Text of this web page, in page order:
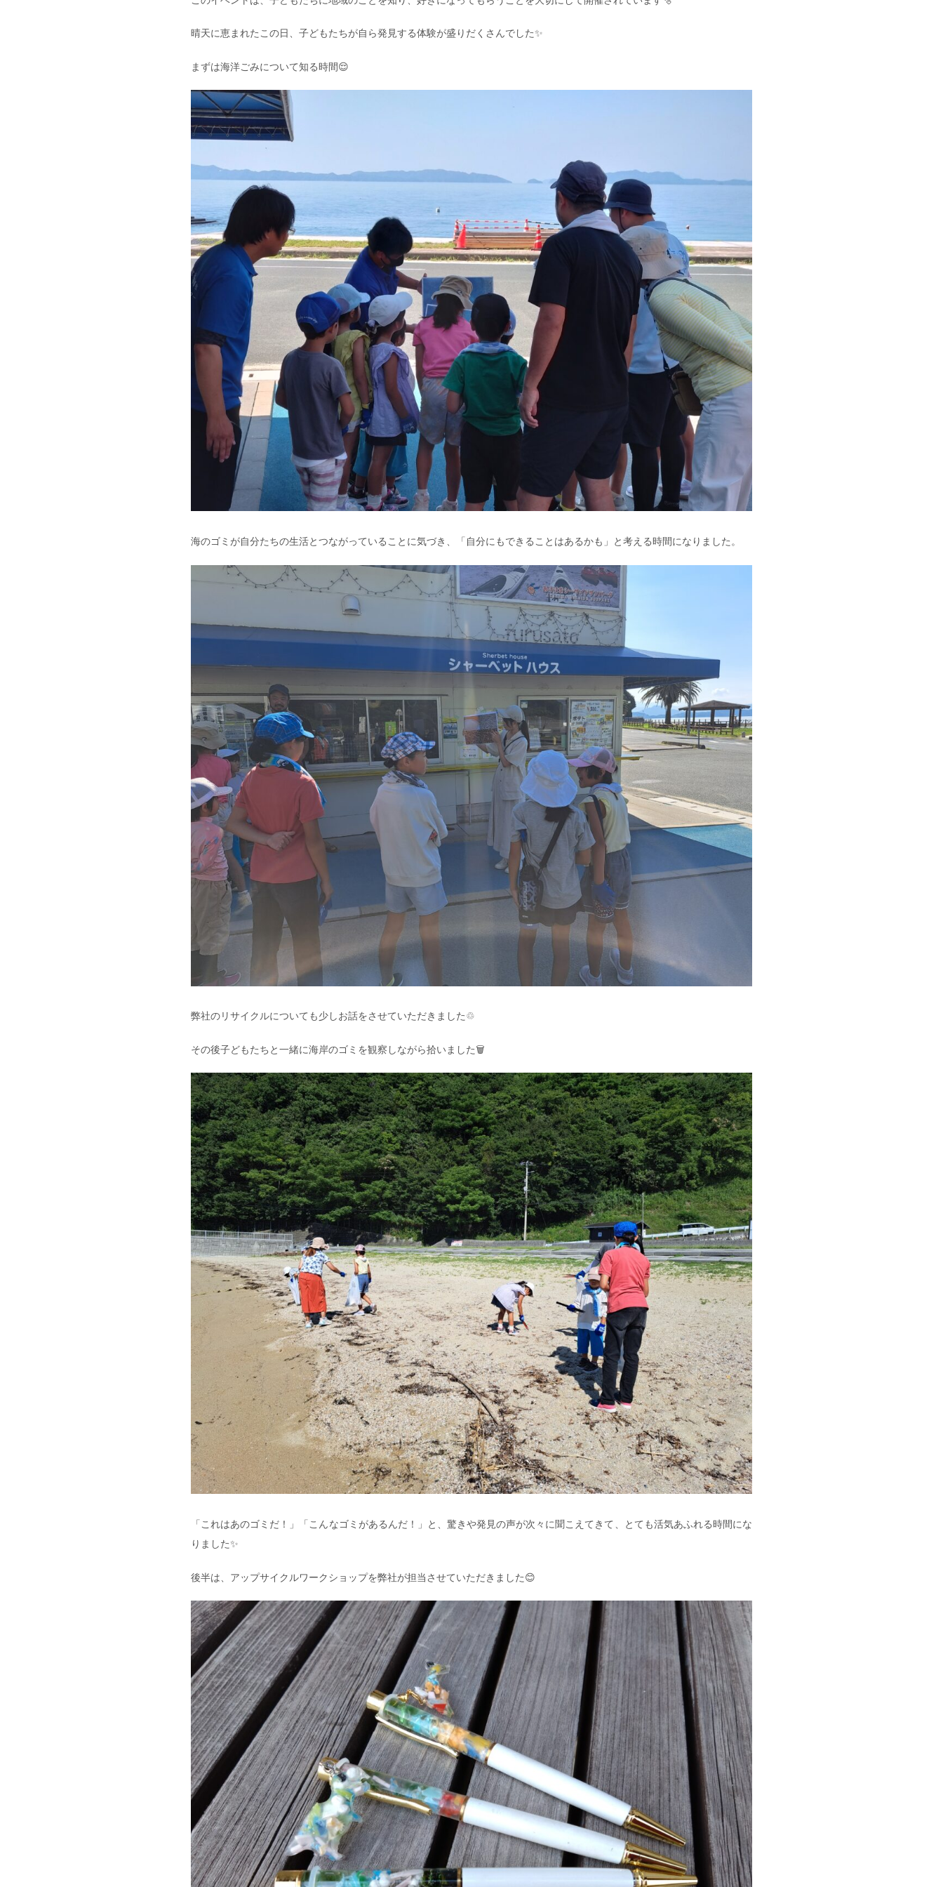
晴天に恵まれたこの日、子どもたちが自ら発見する体験が盛りだくさんでした✨
まずは海洋ごみについて知る時間😌
海のゴミが自分たちの生活とつながっていることに気づき、「自分にもできることはあるかも」と考える時間になりました。
弊社のリサイクルについても少しお話をさせていただきました♲
その後子どもたちと一緒に海岸のゴミを観察しながら拾いました🗑️
「これはあのゴミだ！」「こんなゴミがあるんだ！」と、驚きや発見の声が次々に聞こえてきて、とても活気あふれる時間にな
りました✨
後半は、アップサイクルワークショップを弊社が担当させていただきました😊